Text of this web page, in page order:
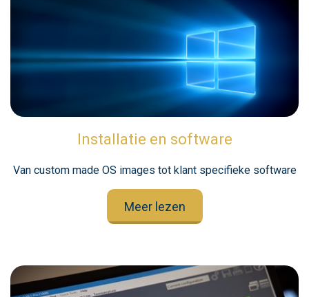
Installatie en software
Van custom made OS images tot klant specifieke software
Meer lezen